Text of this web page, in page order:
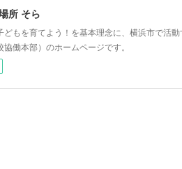
所 そら
どもを育てよう！を基本理念に、横浜市で活
働本部）のホームページです。